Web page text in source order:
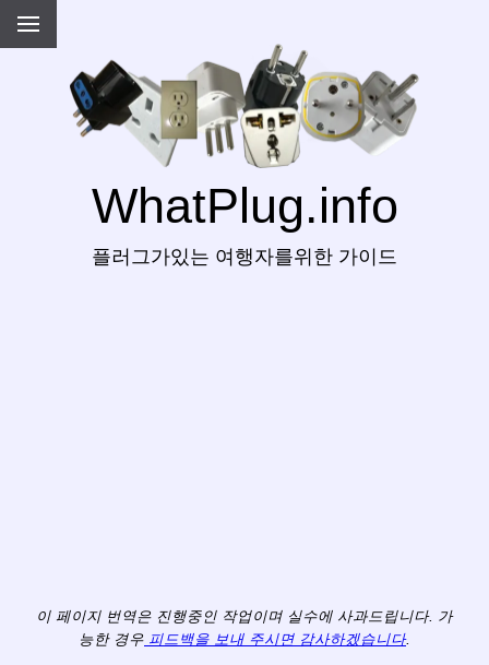
WhatPlug.info
플러그가있는 여행자를위한 가이드
이 페이지 번역은 진행중인 작업이며 실수에 사과드립니다. 가
능한 경우 피드백을 보내 주시면 감사하겠습니다.